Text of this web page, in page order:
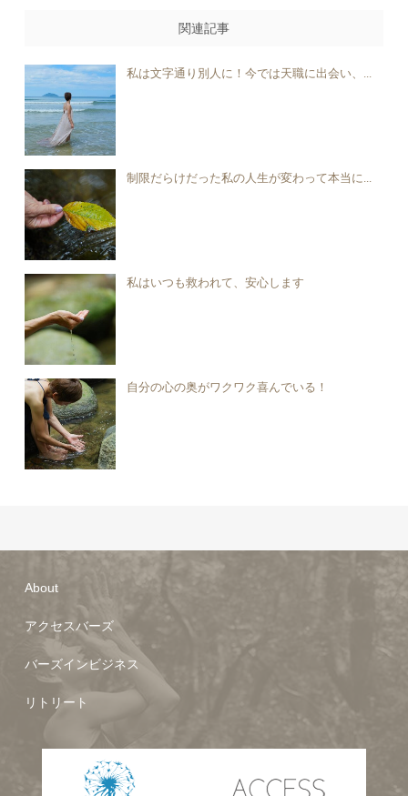
関連記事
私は文字通り別人に！今では天職に出会い、...
制限だらけだった私の人生が変わって本当に...
私はいつも救われて、安心します
自分の心の奥がワクワク喜んでいる！
About
アクセスバーズ
バーズインビジネス
リトリート